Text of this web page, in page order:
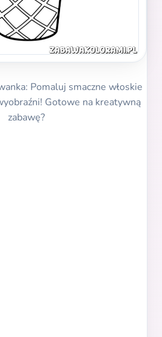
Pomaluj smaczne włoskie
Gotowe na kreatywną
zabawę?